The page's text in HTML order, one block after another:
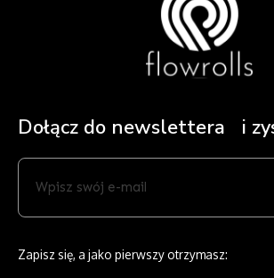
Dołącz do newslettera i
swój
e-
Zapisz się, a jako pierwszy otrzymasz: